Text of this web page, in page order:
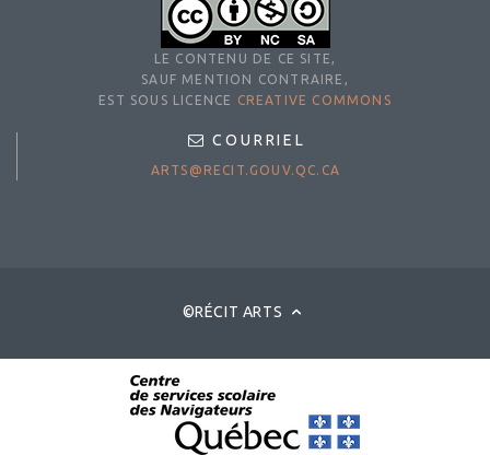
LE CONTENU DE CE SITE,
SAUF MENTION CONTRAIRE,
EST SOUS LICENCE
CREATIVE COMMONS
COURRIEL
ARTS@RECIT.GOUV.QC.CA
©RÉCIT ARTS